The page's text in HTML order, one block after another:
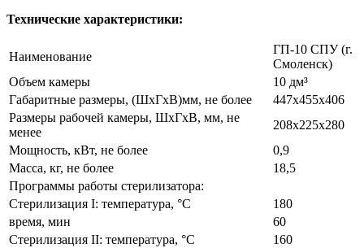
Технические характеристики:
Наименование
ГП-10 СПУ (г.
Смоленск)
Объем камеры
10 дм³
Габаритные размеры, (ШхГхВ)мм, не более
447х455х406
Размеры рабочей камеры, ШхГхВ, мм, не
менее
208х225х280
Мощность, кВт, не более
0,9
Масса, кг, не более
18,5
Программы работы стерилизатора:
Стерилизация I: температура, °С
180
время, мин
60
Стерилизация II: температура, °С
160